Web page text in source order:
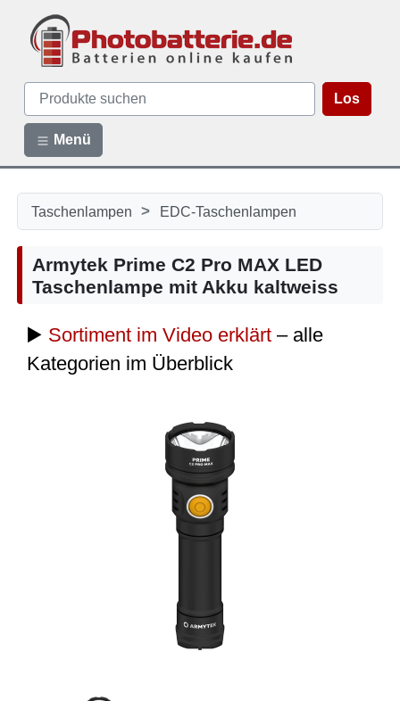
Los
Menü
Taschenlampen > EDC-Taschenlampen
Armytek Prime C2 Pro MAX LED
Taschenlampe mit Akku kaltweiss
▶️ Sortiment im Video erklärt – alle
Kategorien im Überblick